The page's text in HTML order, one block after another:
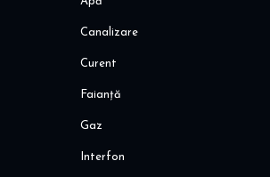
Canalizare
Curent
Faianță
Gaz
Interfon